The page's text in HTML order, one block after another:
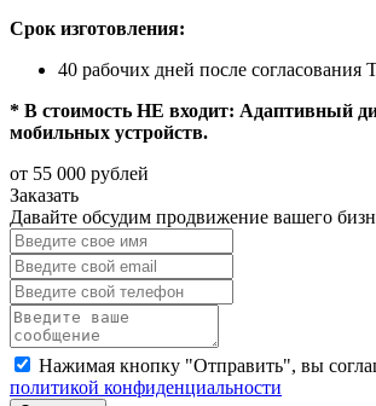
Срок изготовления:
40 рабочих дней после согласования
* В стоимость НЕ входит: Адаптивный
мобильных устройств.
от 55 000 рублей
Заказать
Давайте обсудим продвижение вашего
Нажимая кнопку "Отправить", вы
политикой конфиденциальности